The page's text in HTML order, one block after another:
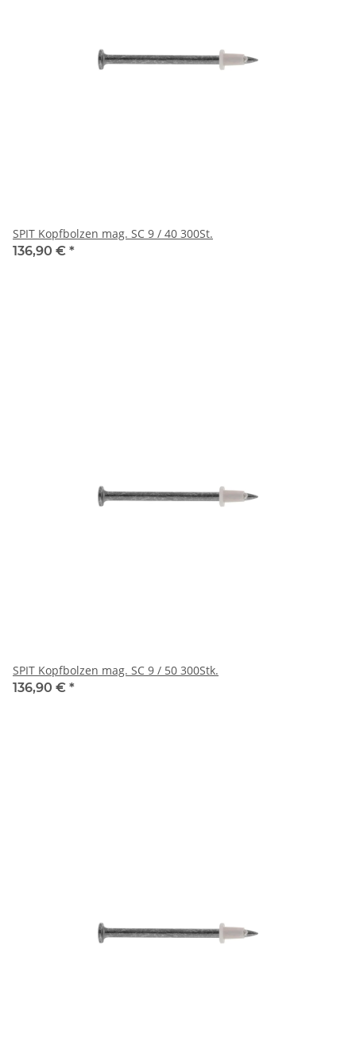
SPIT Kopfbolzen mag. SC 9 / 40 300St.
136,90 € *
SPIT Kopfbolzen mag. SC 9 / 50 300Stk.
136,90 € *